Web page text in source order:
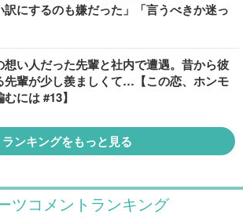
訳にするのも嫌だった」「言うべきか迷っ
想い人だった先輩と社内で遭遇。昔から彼
先輩が少し羨ましくて…【この恋、ホンモ
には #13】
ランキングをもっと見る